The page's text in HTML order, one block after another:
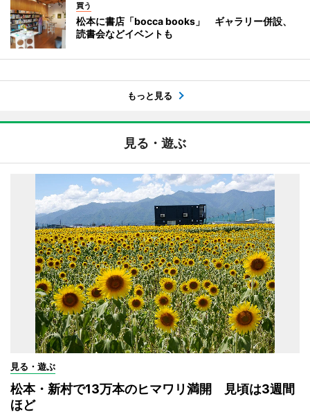
買う
松本に書店「bocca books」 ギャラリー併設、
読書会などイベントも
もっと見る
見る・遊ぶ
見る・遊ぶ
松本・新村で13万本のヒマワリ満開 見頃は3週間
ほど